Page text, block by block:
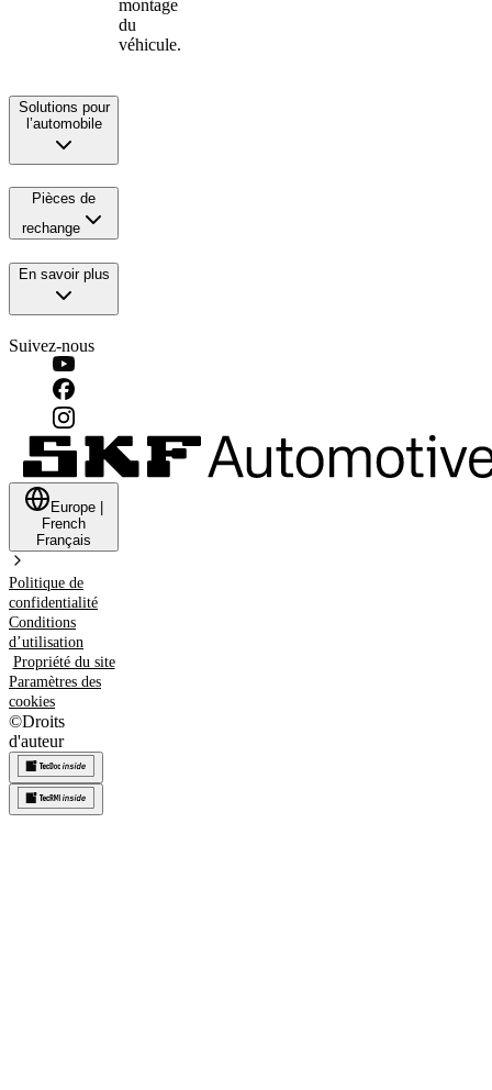
montage
du
véhicule.
Solutions pour
l’automobile
Pièces de
rechange
En savoir plus
Suivez-nous
Europe
French
Français
Politique de
confidentialité
Conditions
d’utilisation
Propriété du site
Paramètres des
cookies
©Droits
d'auteur